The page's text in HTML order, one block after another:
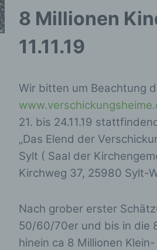
8 Millionen
11.11.19
Wir bitten um Beachtung
21. bis 24.11.19
„Das Elend der
Sylt ( Saal der
Kirchweg 37, 25980 Sylt-
Nach grober erster
50/60/70er und bis in die
hinein ca 8 Millionen